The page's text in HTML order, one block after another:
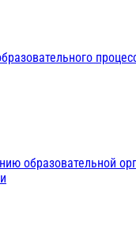
образовательной